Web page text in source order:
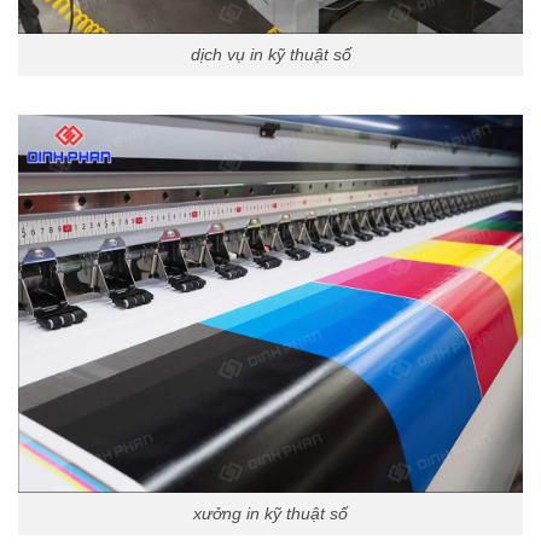
dịch vụ in kỹ thuật số
xưởng in kỹ thuật số